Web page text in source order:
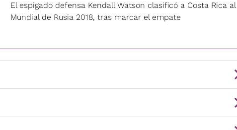
El espigado defensa Kendall Watson clasificó a Costa Rica al
Mundial de Rusia 2018, tras marcar el empate